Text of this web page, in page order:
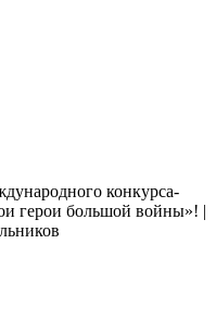
конкурса-
герои большой войны»! |